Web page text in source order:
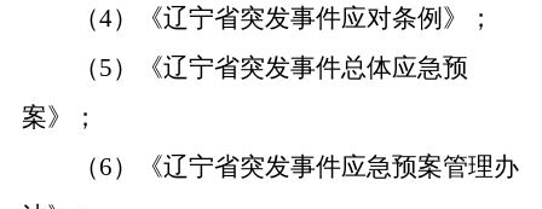
（4）《辽宁省突发事件应对条例》；
（5）《辽宁省突发事件总体应急预
案》；
（6）《辽宁省突发事件应急预案管理办